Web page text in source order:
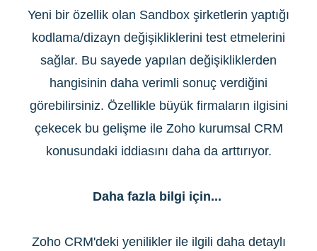
Yeni bir özellik olan Sandbox şirketlerin yaptığı
kodlama/dizayn değişikliklerini test etmelerini
sağlar. Bu sayede yapılan değişikliklerden
hangisinin daha verimli sonuç verdiğini
görebilirsiniz. Özellikle büyük firmaların ilgisini
çekecek bu gelişme ile Zoho kurumsal CRM
konusundaki iddiasını daha da arttırıyor.
Daha fazla bilgi için...
Zoho CRM'deki yenilikler ile ilgili daha detaylı